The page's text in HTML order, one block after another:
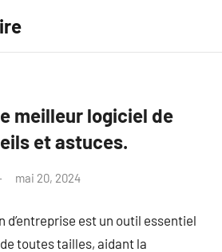
meilleur logiciel de
et astuces.
mai 20, 2024
d’entreprise est un outil essentiel
toutes tailles, aidant la